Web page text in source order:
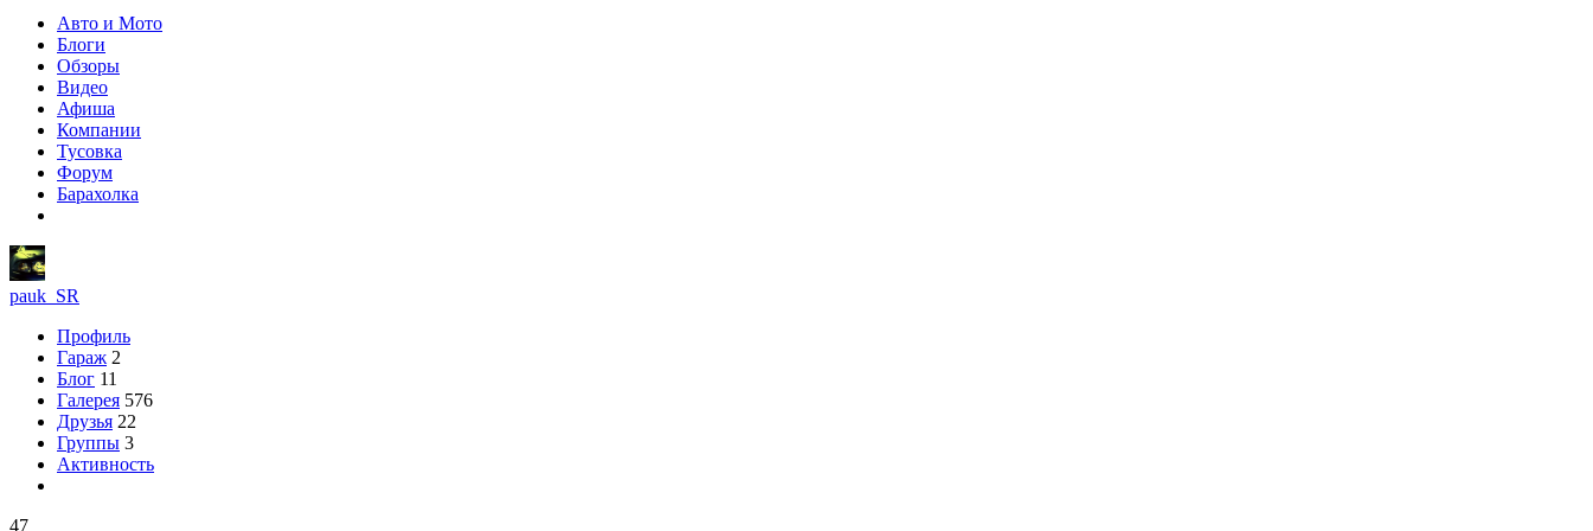
Авто и Мото
Блоги
Обзоры
Видео
Афиша
Компании
Тусовка
Форум
Барахолка
pauk_SR
Профиль
Гараж 2
Блог 11
Галерея 576
Друзья 22
Группы 3
Активность
47